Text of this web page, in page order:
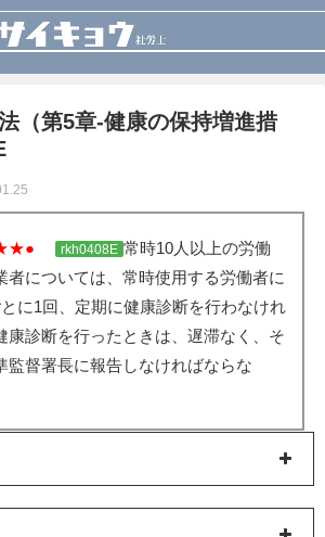
（第5章-健康の保持増進措
rkh0408E 常時10人以上の労働
者については、常時使用する労働者に
に1回、定期に健康診断を行わなけれ
康診断を行ったときは、遅滞なく、そ
監督署長に報告しなければならな